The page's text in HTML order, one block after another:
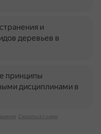
и
деревьев в
принципы
дисциплинами в
Связаться с нами